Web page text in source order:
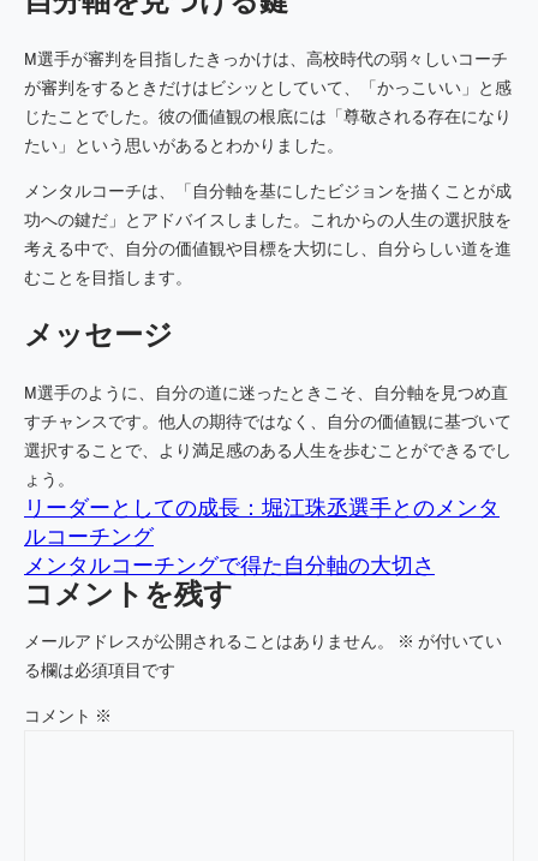
M選手が審判を目指したきっかけは、高校時代の弱々しいコーチ
が審判をするときだけはビシッとしていて、「かっこいい」と感
じたことでした。彼の価値観の根底には「尊敬される存在になり
たい」という思いがあるとわかりました。
メンタルコーチは、「自分軸を基にしたビジョンを描くことが成
功への鍵だ」とアドバイスしました。これからの人生の選択肢を
考える中で、自分の価値観や目標を大切にし、自分らしい道を進
むことを目指します。
メッセージ
M選手のように、自分の道に迷ったときこそ、自分軸を見つめ直
すチャンスです。他人の期待ではなく、自分の価値観に基づいて
選択することで、より満足感のある人生を歩むことができるでし
ょう。
リーダーとしての成長：堀江珠丞選手とのメンタ
ルコーチング
メンタルコーチングで得た自分軸の大切さ
コメントを残す
メールアドレスが公開されることはありません。 ※ が付いてい
る欄は必須項目です
コメント ※